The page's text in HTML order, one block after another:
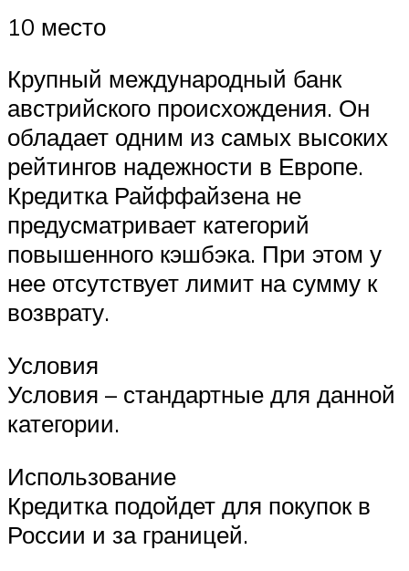
10 место
Крупный международный банк
австрийского происхождения. Он
обладает одним из самых высоких
рейтингов надежности в Европе.
Кредитка Райффайзена не
предусматривает категорий
повышенного кэшбэка. При этом у
нее отсутствует лимит на сумму к
возврату.
Условия
Условия – стандартные для данной
категории.
Использование
Кредитка подойдет для покупок в
России и за границей.